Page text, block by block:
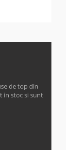
de top din
in stoc si sunt